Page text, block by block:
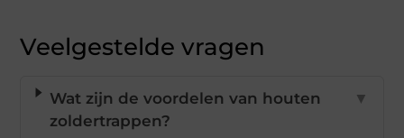
Veelgestelde vragen
Wat zijn de voordelen van houten
zoldertrappen?
▼